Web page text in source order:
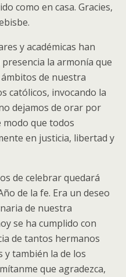
como en casa. Gracies,
y académicas han
la armonía que
de nuestra
católicos, invocando la
dejamos de orar por
modo que todos
en justicia, libertad y
de celebrar quedará
de la fe. Era un deseo
de nuestra
se ha cumplido con
de tantos hermanos
y también la de los
que agradezca,